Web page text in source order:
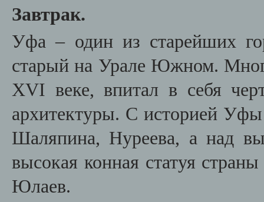
Завтрак.
Уфа – один из старейших
старый на Урале Южном.
XVI веке, впитал в себя
архитектуры. С историей
Шаляпина, Нуреева, а над
высокая конная статуя
Юлаев.